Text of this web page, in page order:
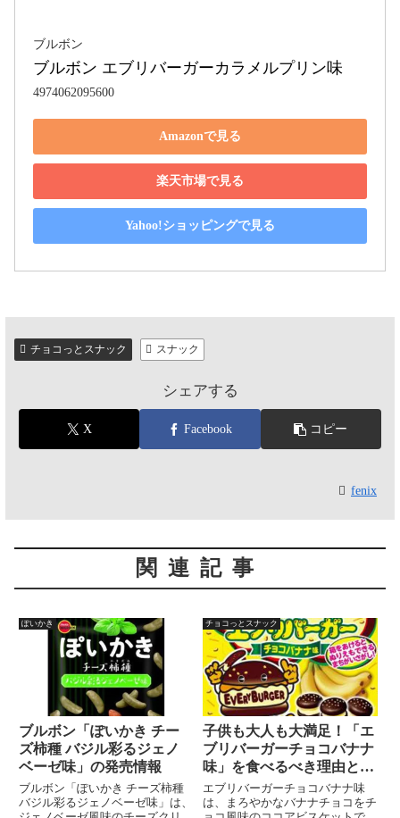
ブルボン
ブルボン エブリバーガーカラメルプリン味
4974062095600
Amazonで見る
楽天市場で見る
Yahoo!ショッピングで見る
チョコっとスナック スナック
シェアする
X Facebook コピー
fenix
関連記事
ぽいかき
ブルボン「ぽいかき チー
ズ柿種 バジル彩るジェノ
ベーゼ味」の発売情報
ブルボン「ぽいかき チーズ柿種
バジル彩るジェノベーゼ味」は、
チョコっとスナック
子供も大人も大満足！「エ
ブリバーガーチョコバナナ
味」を食べるべき理由と
は？
エブリバーガーチョコバナナ味
は、まろやかなバナナチョコをチ